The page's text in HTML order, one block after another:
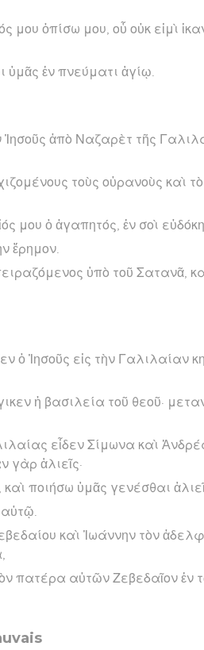
μου ὀπίσω μου, οὗ οὐκ εἰμὶ
ὑμᾶς ἐν πνεύματι ἁγίῳ.
Ἰησοῦς ἀπὸ Ναζαρὲτ τῆς
τοὺς οὐρανοὺς καὶ
μου ὁ ἀγαπητός, ἐν σοὶ
ἔρημον.
ὑπὸ τοῦ Σατανᾶ,
ὁ Ἰησοῦς εἰς τὴν Γαλιλαίαν
ἡ βασιλεία τοῦ θεοῦ·
εἶδεν Σίμωνα καὶ
γὰρ ἁλιεῖς·
καὶ ποιήσω ὑμᾶς γενέσθαι
καὶ Ἰωάννην τὸν
πατέρα αὐτῶν Ζεβεδαῖον